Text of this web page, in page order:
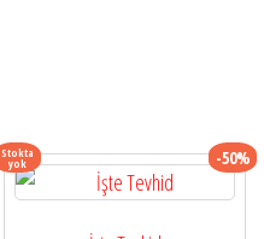
Stokta
yok -50%